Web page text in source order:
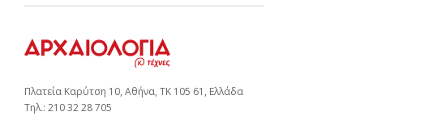
Πλατεία Καρύτση 10, Αθήνα, ΤΚ 105 61, Ελλάδα
Tηλ.: 210 32 28 705